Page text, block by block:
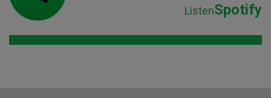
ListenSpotify